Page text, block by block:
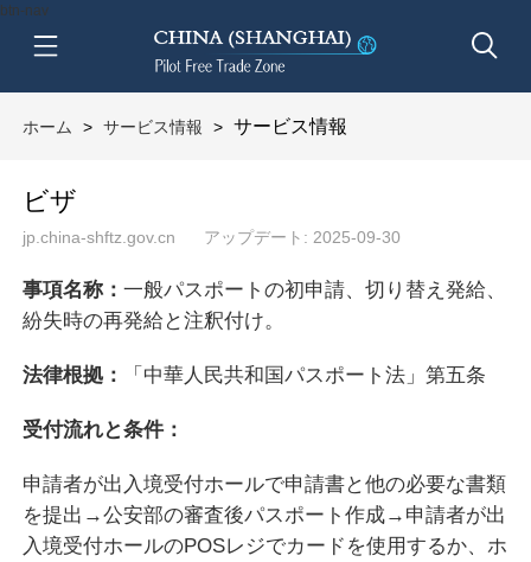
btn-nav
ホーム > サービス情報 > サービス情報
ビザ
jp.china-shftz.gov.cn アップデート: 2025-09-30
事項名称： 一般パスポートの初申請、切り替え発給、
紛失時の再発給と注釈付け。
法律根拠： 「中華人民共和国パスポート法」第五条
受付流れと条件：
申請者が出入境受付ホールで申請書と他の必要な書類
を提出→公安部の審査後パスポート作成→申請者が出
入境受付ホールのPOSレジでカードを使用するか、ホ